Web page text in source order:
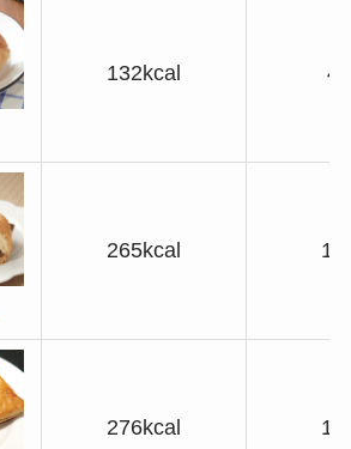
132kcal
265kcal
276kcal